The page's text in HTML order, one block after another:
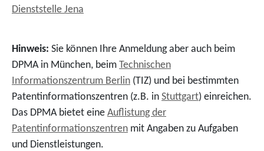
Dienststelle Jena
Hinweis: Sie können Ihre Anmeldung aber auch beim
DPMA in München, beim Technischen
Informationszentrum Berlin (TIZ) und bei bestimmten
Patentinformationszentren (z.B. in Stuttgart) einreichen.
Das DPMA bietet eine Auflistung der
Patentinformationszentren mit Angaben zu Aufgaben
und Dienstleistungen.